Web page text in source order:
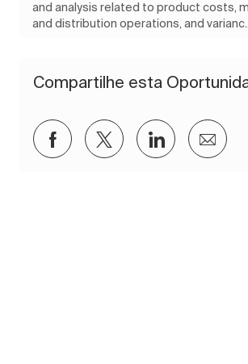
and analysis related to product costs,
and distribution operations, and
Compartilhe esta
Compartilhar via
Compartilhar via